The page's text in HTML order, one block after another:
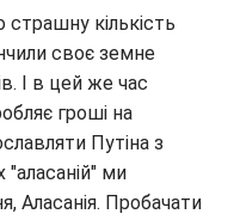
кількість
своє земне
І в цей же час
гроші на
Путіна з
"аласаній" ми
Аласанія. Пробачати